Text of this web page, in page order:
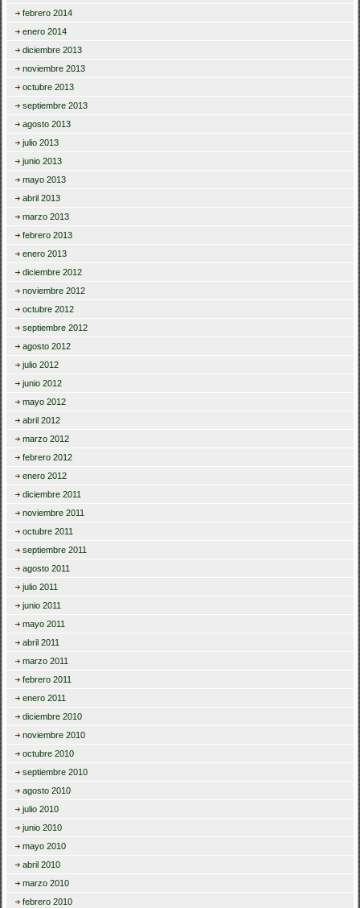
febrero 2014
enero 2014
diciembre 2013
noviembre 2013
octubre 2013
septiembre 2013
agosto 2013
julio 2013
junio 2013
mayo 2013
abril 2013
marzo 2013
febrero 2013
enero 2013
diciembre 2012
noviembre 2012
octubre 2012
septiembre 2012
agosto 2012
julio 2012
junio 2012
mayo 2012
abril 2012
marzo 2012
febrero 2012
enero 2012
diciembre 2011
noviembre 2011
octubre 2011
septiembre 2011
agosto 2011
julio 2011
junio 2011
mayo 2011
abril 2011
marzo 2011
febrero 2011
enero 2011
diciembre 2010
noviembre 2010
octubre 2010
septiembre 2010
agosto 2010
julio 2010
junio 2010
mayo 2010
abril 2010
marzo 2010
febrero 2010